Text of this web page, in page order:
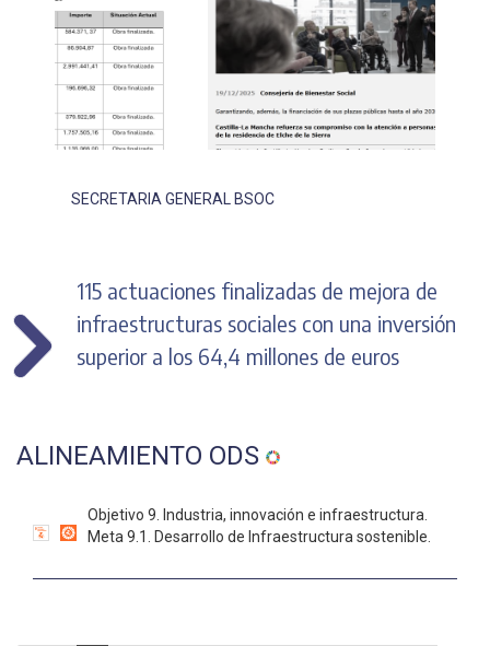
SECRETARIA GENERAL BSOC
115 actuaciones finalizadas de mejora de
infraestructuras sociales con una inversión
superior a los 64,4 millones de euros
ALINEAMIENTO ODS
Objetivo 9. Industria, innovación e infraestructura.
Meta 9.1. Desarrollo de Infraestructura sostenible.